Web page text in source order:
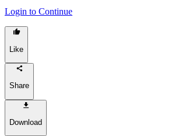
Login to Continue
Like
Share
Download